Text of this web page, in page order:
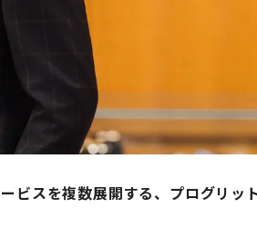
ビスを複数展開する、プログリッ